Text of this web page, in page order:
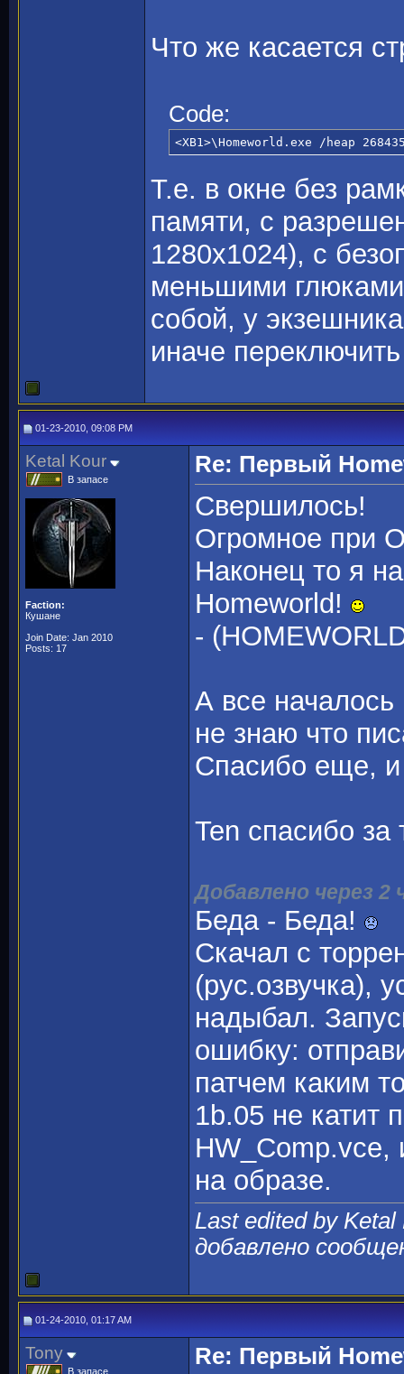
Что же касается
Code:
<ХВ1>\Homeworld.exe /heap
Т.е. в окне без
памяти, с
1280х1024), с
меньшими
собой, у
иначе
01-23-2010, 09:08 PM
Ketal Kour
В запасе
Faction:
Кушане
Join Date: Jan 2010
Posts: 17
Re: Первый
Свершилось!
Огромное при
Наконец то я
Homeworld!
-
А все
не знаю что
Спасибо еще,
Ten спасибо
Добавлено через 2
Беда - Беда!
Скачал с
(рус.озвучка),
надыбал.
ошибку:
патчем каким
1b.05 не катит
HW_Comp.vce,
на образе.
Last edited by
добавлено
01-24-2010, 01:17 AM
Tony
В запасе
Re: Первый